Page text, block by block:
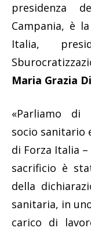
presidenza
Campania, è
Italia,
Maria Grazia
«Parliamo di
socio sanitario
di Forza Italia
sacrificio è
della
sanitaria, in
carico di